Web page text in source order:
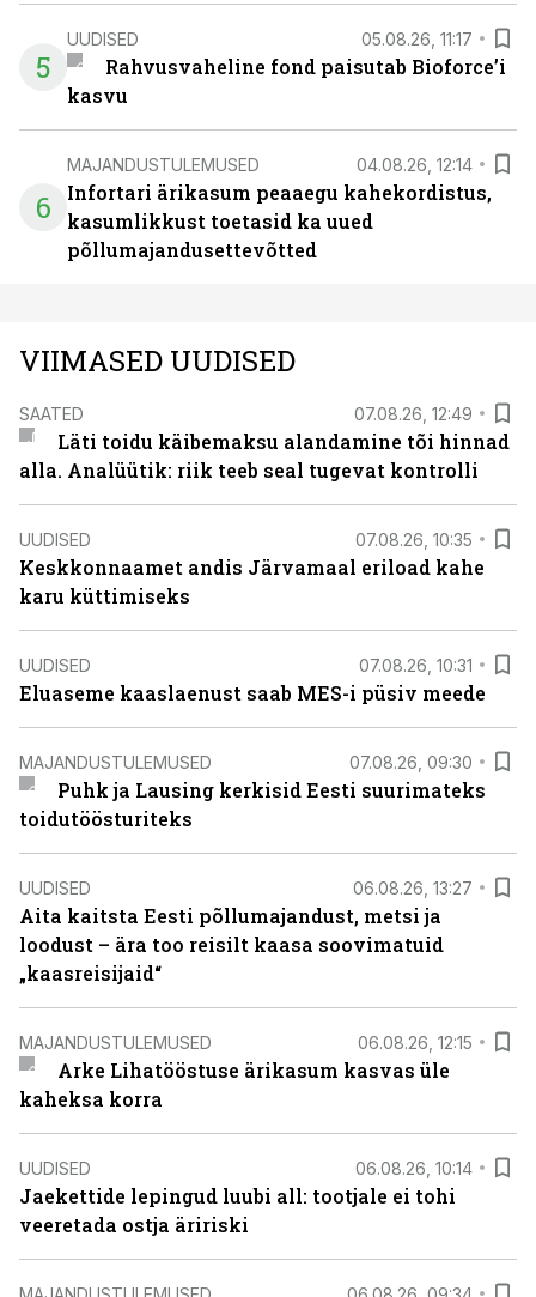
5
UUDISED 05.08.26, 11:17
Rahvusvaheline fond paisutab Bioforce’i
kasvu
6
MAJANDUSTULEMUSED 04.08.26, 12:14
Infortari ärikasum peaaegu kahekordistus,
kasumlikkust toetasid ka uued
põllumajandusettevõtted
VIIMASED UUDISED
SAATED 07.08.26, 12:49
Läti toidu käibemaksu alandamine tõi hinnad
alla. Analüütik: riik teeb seal tugevat kontrolli
UUDISED 07.08.26, 10:35
Keskkonnaamet andis Järvamaal eriload kahe
karu küttimiseks
UUDISED 07.08.26, 10:31
Eluaseme kaaslaenust saab MES-i püsiv meede
MAJANDUSTULEMUSED 07.08.26, 09:30
Puhk ja Lausing kerkisid Eesti suurimateks
toidutöösturiteks
UUDISED 06.08.26, 13:27
Aita kaitsta Eesti põllumajandust, metsi ja
loodust – ära too reisilt kaasa soovimatuid
„kaasreisijaid“
MAJANDUSTULEMUSED 06.08.26, 12:15
Arke Lihatööstuse ärikasum kasvas üle
kaheksa korra
UUDISED 06.08.26, 10:14
Jaekettide lepingud luubi all: tootjale ei tohi
veeretada ostja äririski